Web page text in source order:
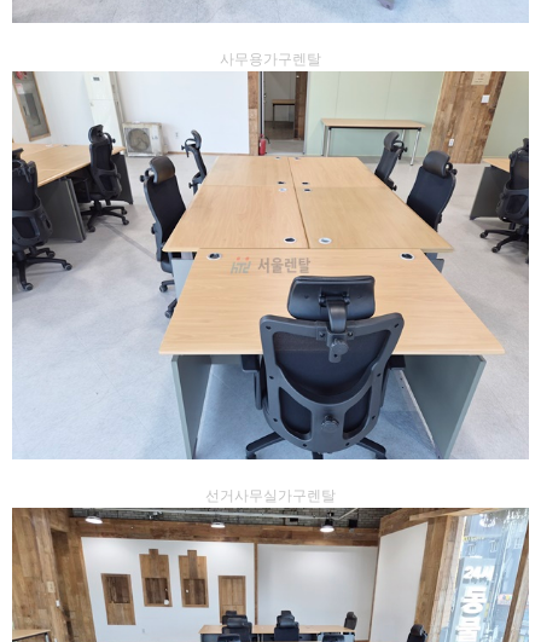
사무용가구렌탈
선거사무실가구렌탈